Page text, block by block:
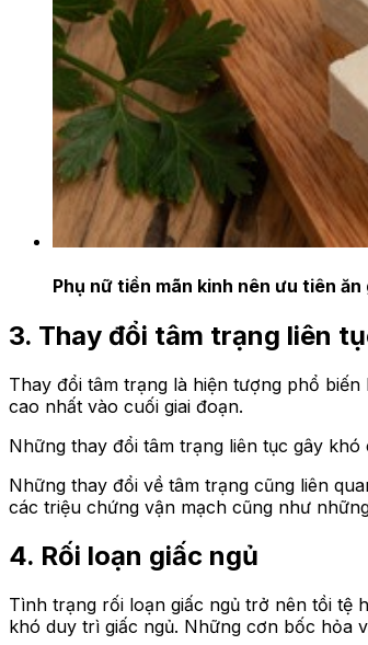
Phụ nữ tiền mãn kinh nên ưu tiên
3. Thay đổi tâm trạng liên
Thay đổi tâm trạng là hiện tượng phổ
cao nhất vào cuối giai đoạn.
Những thay đổi tâm trạng liên tục gây
Những thay đổi về tâm trạng cũng liên
các triệu chứng vận mạch cũng như
4. Rối loạn giấc ngủ
Tình trạng rối loạn giấc ngủ trở nên tồi tệ
khó duy trì giấc ngủ. Những cơn bốc hỏa